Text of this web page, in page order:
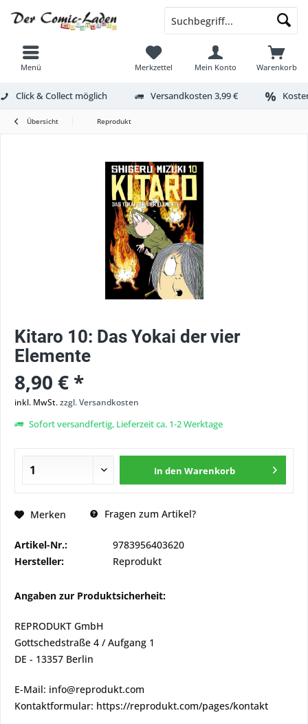
Menü Warenkorb
Merkzettel Mein Konto
Click & Collect möglich Versandkosten 3,99 €
Übersicht Reprodukt
Kitaro 10: Das Yokai der vier
Elemente
8,90 € *
inkl. MwSt.zzgl. Versandkosten
Sofort versandfertig, Lieferzeit ca. 1-2 Werktage
In den Warenkorb
Merken Fragen zum Artikel?
Artikel-Nr.:
9783956403620
Hersteller:
Reprodukt
Angaben zur Produktsicherheit:
REPRODUKT GmbH
Gottschedstraße 4 / Aufgang 1
DE - 13357 Berlin
E-Mail: info@reprodukt.com
Kontaktformular: https://reprodukt.com/pages/kontakt